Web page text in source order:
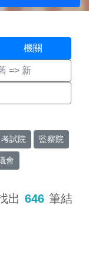
機關
=> 新
考試院 監察院
會
出 646 筆結